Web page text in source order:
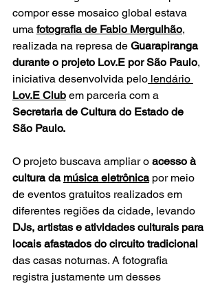
compor esse mosaico global estava
uma fotografia de Fabio Mergulhão,
realizada na represa de Guarapiranga
durante o projeto Lov.E por São Paulo,
iniciativa desenvolvida pelo lendário
Lov.E Club em parceria com a
Secretaria de Cultura do Estado de
São Paulo.
O projeto buscava ampliar o acesso à
cultura da música eletrônica por meio
de eventos gratuitos realizados em
diferentes regiões da cidade, levando
DJs, artistas e atividades culturais para
locais afastados do circuito tradicional
das casas noturnas. A fotografia
registra justamente um desses